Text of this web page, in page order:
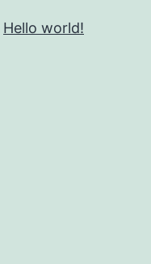
Hello world!